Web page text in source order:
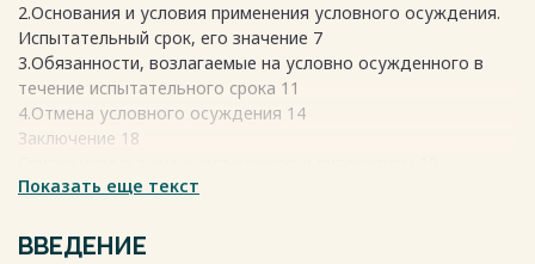
2.Основания и условия применения условного осуждения.
Испытательный срок, его значение 7
3.Обязанности, возлагаемые на условно осужденного в
течение испытательного срока 11
4.Отмена условного осуждения 14
Заключение 18
Весь текст будет доступен
Показать еще текст
ВВЕДЕНИЕ